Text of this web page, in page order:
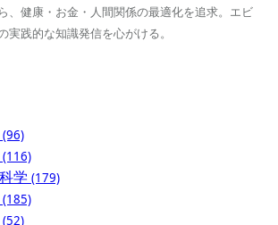
、健康・お金・人間関係の最適化を追求。エビ
実践的な知識発信を心がける。
(96)
(116)
学 (179)
(185)
(52)